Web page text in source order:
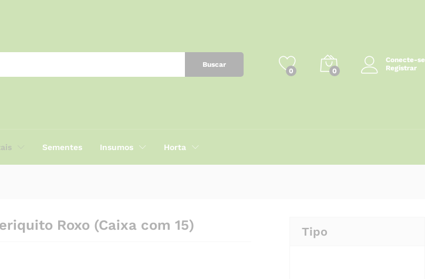
Buscar
0 0
Conecte-se
Registrar
Sementes Insumos Horta
Roxo (Caixa com 15) Tipo